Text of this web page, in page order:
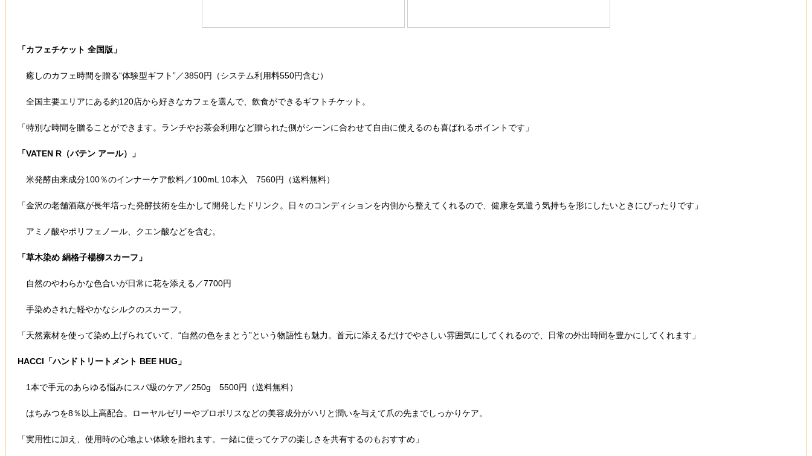
「カフェチケット 全国版」
癒しのカフェ時間を贈る“体験型ギフト”／3850円（システム利用料550円含む）
全国主要エリアにある約120店から好きなカフェを選んで、飲食ができるギフトチケット。
「特別な時間を贈ることができます。ランチやお茶会利用など贈られた側がシーンに合わせて自由に使えるのも喜ばれるポイントです」
「VATEN R（バテン アール） 」
米発酵由来成分100％のインナーケア飲料／100mL 10本入 7560円（送料無料）
「金沢の老舗酒蔵が長年培った発酵技術を生かして開発したドリンク。日々のコンディションを内側から整えてくれるので、健康を気遣う気持ちを形にしたいときにぴったりです」
アミノ酸やポリフェノール、クエン酸などを含む。
「草木染め 絹格子楊柳スカーフ」
自然のやわらかな色合いが日常に花を添える／7700円
手染めされた軽やかなシルクのスカーフ。
「天然素材を使って染め上げられていて、“自然の色をまとう”という物語性も魅力。首元に添えるだけでやさしい雰囲気にしてくれるので、日常の外出時間を豊かにしてくれます」
HACCI「ハンドトリートメント BEE HUG 」
1本で手元のあらゆる悩みにスパ級のケア／250g 5500円（送料無料）
はちみつを8％以上高配合。ローヤルゼリーやプロポリスなどの美容成分がハリと潤いを与えて爪の先までしっかりケア。
「実用性に加え、使用時の心地よい体験を贈れます。一緒に使ってケアの楽しさを共有するのもおすすめ」